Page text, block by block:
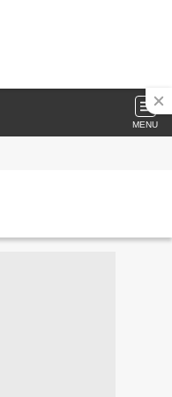
MENU